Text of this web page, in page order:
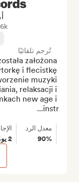
تُرجم تلقائيًا
założona
i flecistkę
muzyki
relaksacji i
new age i
instr...
معدل الرد
90% 2 يومًا